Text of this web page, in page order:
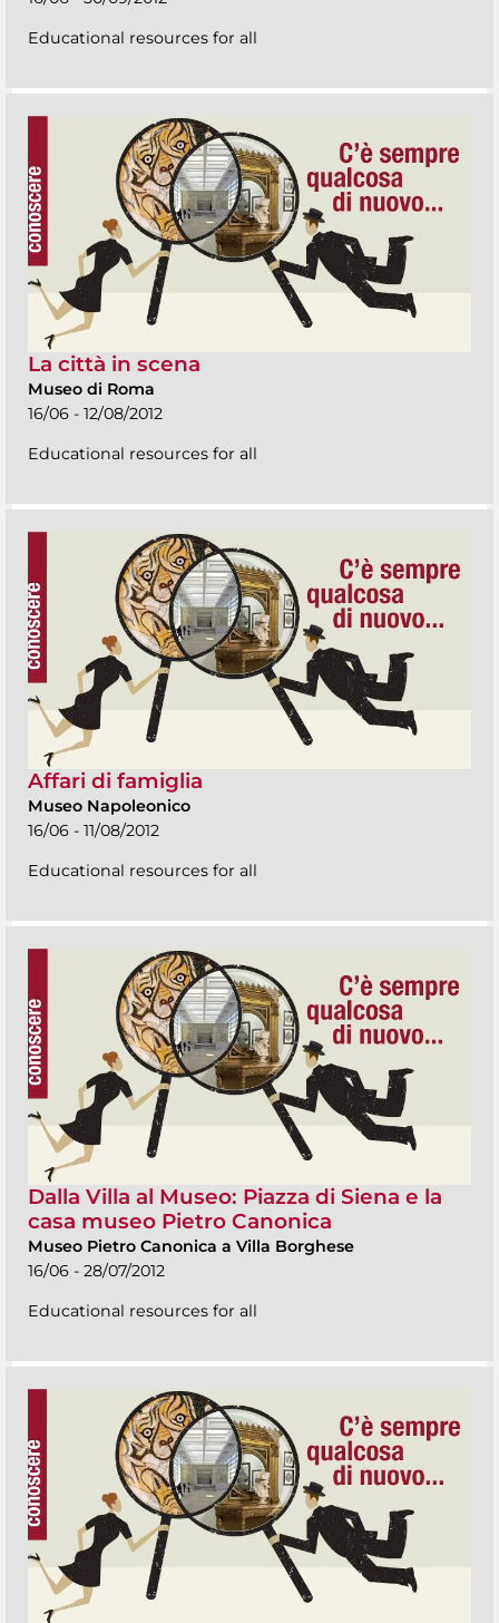
Educational resources for all
La città in scena
Museo di Roma
16/06 - 12/08/2012
Educational resources for all
Affari di famiglia
Museo Napoleonico
16/06 - 11/08/2012
Educational resources for all
Dalla Villa al Museo: Piazza di Siena e la
casa museo Pietro Canonica
Museo Pietro Canonica a Villa Borghese
16/06 - 28/07/2012
Educational resources for all